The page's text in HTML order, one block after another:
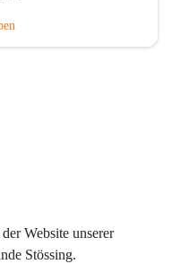
Website unserer
Stössing.